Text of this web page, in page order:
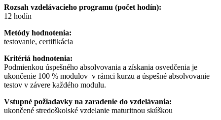
Rozsah vzdelávacieho programu (počet hodín):
12 hodín
Metódy hodnotenia:
testovanie, certifikácia
Kritériá hodnotenia:
Podmienkou úspešného absolvovania a získania osvedčenia je
ukončenie 100 % modulov v rámci kurzu a úspešné absolvovanie
testov v závere každého modulu.
Vstupné požiadavky na zaradenie do vzdelávania:
ukončené stredoškolské vzdelanie maturitnou skúškou